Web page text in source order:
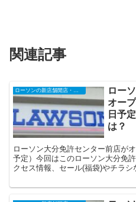
関連記事
ローソンの新店舗開店・オープンセール
ロー
オー
日予
は？
ローソン大分免許センター前店が
予定）今回はこのローソン大分免
クセス情報、セール(福袋)やチラシ